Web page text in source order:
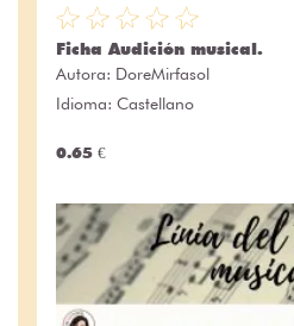
Ficha Audición musical.
Autora: DoreMirfasol
Idioma: Castellano
0.65 €